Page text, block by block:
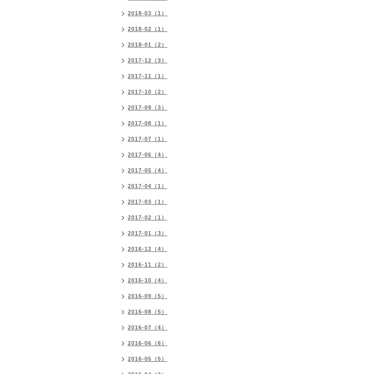
2018-03（1）
2018-02（1）
2018-01（2）
2017-12（3）
2017-11（1）
2017-10（2）
2017-09（3）
2017-08（1）
2017-07（1）
2017-06（4）
2017-05（4）
2017-04（1）
2017-03（1）
2017-02（1）
2017-01（3）
2016-12（4）
2016-11（2）
2016-10（4）
2016-09（5）
2016-08（5）
2016-07（4）
2016-06（6）
2016-05（5）